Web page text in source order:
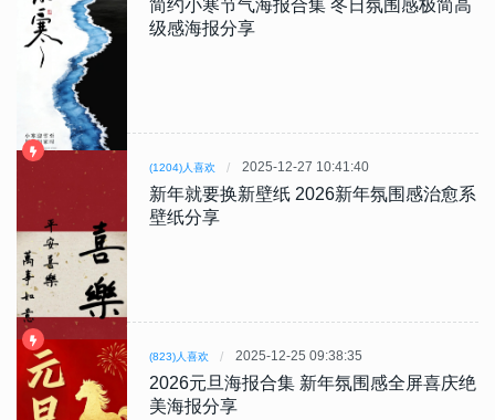
简约小寒节气海报合集 冬日氛围感极简高
级感海报分享
(1204)人喜欢 2025-12-27 10:41:40
新年就要换新壁纸 2026新年氛围感治愈系
壁纸分享
(823)人喜欢 2025-12-25 09:38:35
2026元旦海报合集 新年氛围感全屏喜庆绝
美海报分享